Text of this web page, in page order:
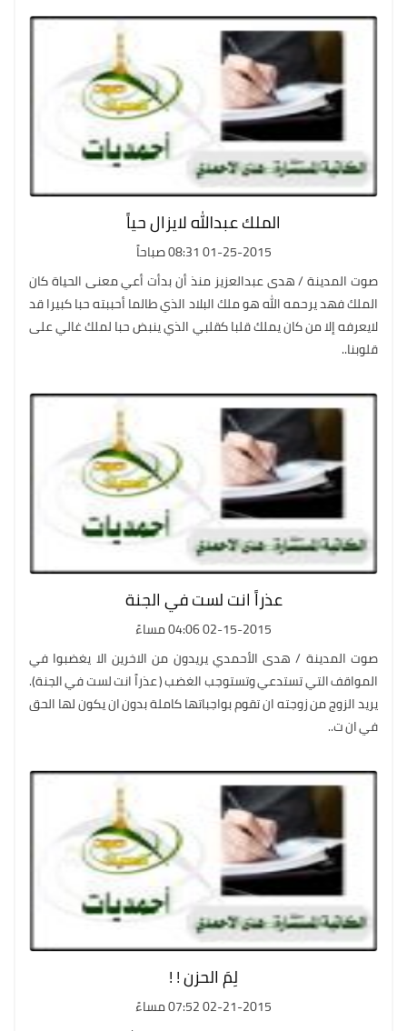
الملك عبدالله لايزال حياً
01-25-2015 08:31 صباحاً
صوت المدينة / هدى عبدالعزيز منذ أن بدأت أعي معنى الحياة كان
الملك فهد يرحمه الله هو ملك البلاد الذي طالما أحببته حبا كبيرا قد
لايعرفه إلا من كان يملك قلبا كقلبي الذي ينبض حبا لملك غالي على
قلوبنا..
عذراً انت لست في الجنة
02-15-2015 04:06 مساءً
صوت المدينة / هدى الأحمدي يريدون من الاخرين الا يغضبوا في
المواقف التي تستدعي وتستوجب الغضب ( عذراً انت لست في الجنة).
يريد الزوج من زوجته ان تقوم بواجباتها كاملة بدون ان يكون لها الحق
في ان ت..
لِمَ الحزن ! !
02-21-2015 07:52 مساءً